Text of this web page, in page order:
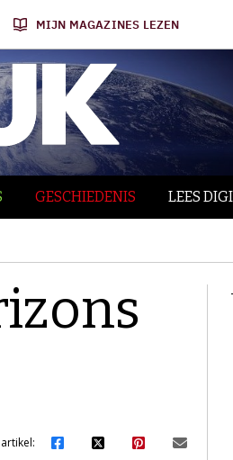
MIJN MAGAZINES LEZEN
GESCHIEDENIS LEES